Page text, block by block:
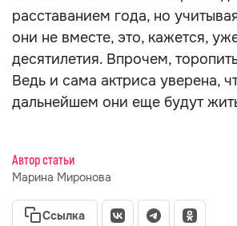
расставанием года, но
они не вместе, это, кажется,
десятилетия. Впрочем,
Ведь и сама актриса уверена,
дальнейшем они еще будут
Автор статьи
Марина Миронова
Ссылка